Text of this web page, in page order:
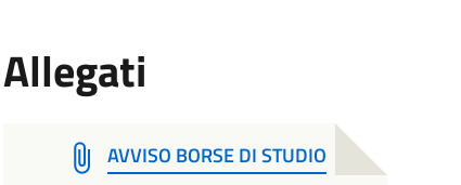
Allegati
AVVISO BORSE DI STUDIO